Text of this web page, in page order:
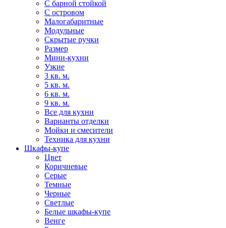
С барной стойкой
С островом
Малогабаритные
Модульные
Скрытые ручки
Размер
Мини-кухни
Узкие
3 кв. м.
5 кв. м.
6 кв. м.
9 кв. м.
Все для кухни
Варианты отделки
Мойки и смесители
Техника для кухни
Шкафы-купе
Цвет
Коричневые
Серые
Темные
Черные
Светлые
Белые шкафы-купе
Венге